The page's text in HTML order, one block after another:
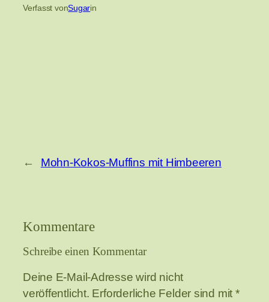
Verfasst vonSugarin
← Mohn-Kokos-Muffins mit Himbeeren
Kommentare
Schreibe einen Kommentar
Deine E-Mail-Adresse wird nicht
veröffentlicht. Erforderliche Felder sind mit *